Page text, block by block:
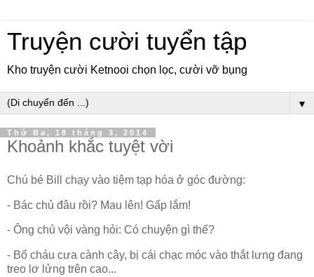
Truyện cười tuyển tập
Kho truyện cười Ketnooi chọn lọc, cười vỡ bụng
▼
Thứ Ba, 18 tháng 3, 2014
Khoảnh khắc tuyệt vời
Chú bé Bill chạy vào tiệm tạp hóa ở góc đường:
- Bác chủ đâu rồi? Mau lên! Gấp lắm!
- Ông chủ vội vàng hỏi: Có chuyện gì thế?
- Bố cháu cưa cành cây, bị cái chạc móc vào thắt lưng đang
treo lơ lửng trên cao...